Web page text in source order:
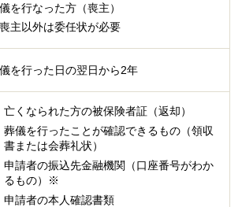
を行なった方（喪主）
主以外は委任状が必要
を行った日の翌日から2年
亡くなられた方の被保険者証（返却）
葬儀を行ったことが確認できるもの（領収
書または会葬礼状）
申請者の振込先金融機関（口座番号がわか
るもの）※
申請者の本人確認書類